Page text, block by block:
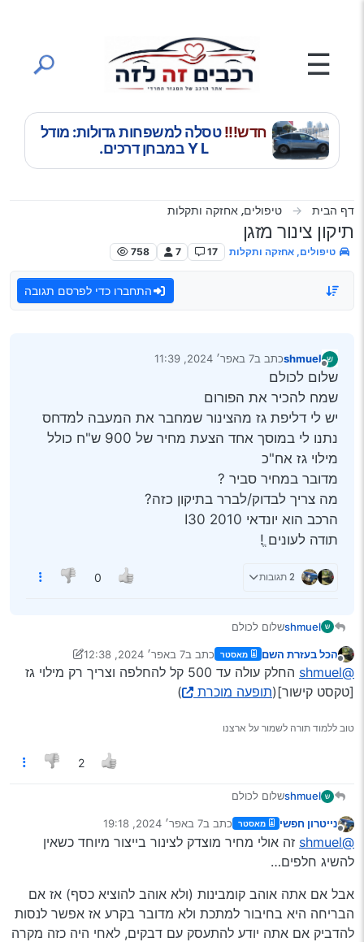
☰
חדש!!!טסלה למשפחות גדולות: מודל
Y L במבחן דרכים.
דף הבית טיפולים, אחזקה ותקלות
תיקון צינור מזגן
טיפולים, אחזקה ותקלות 17
7
758
התחברו כדי לפרסם תגובה
מנותק
shmuelכתב ב7 באפר׳ 2024, 11:39
נערך לאחרונה על ידי
שלום לכולם
שמח להכיר את הפורום
יש לי דליפת גז מהצינור שמחבר את המעבה למדחס
נתנו לי במוסך אחד הצעת מחיר של 900 ש"ח כולל
מילוי גז אח"כ
מדובר במחיר סביר ?
מה צריך לבדוק/לברר בתיקון כזה?
הרכב הוא יונדאי I30 2010
תודה לעונים ֱ!
2 תגובות 0
shmuelשלום לכולם
יש לי דליפת גז מהצינור שמחבר את המעבה למדחס
נתנו לי במוסך אחד הצעת מחיר של 900 ש"ח כולל מילוי גז
אח"כ
הרכב הוא יונדאי I30 2010
מנותק
הכל בעזרת השם מאסטר כתב ב7 באפר׳ 2024, 12:38
נערך לאחרונה על ידי הכל בעזרת השם
@shmuel
החלק עולה עד 500 קל להחלפה וצריך רק מילוי גז
[טקסט קישור](תופעה מוכרת )
טוב ללמוד תורה לשמור על ארצנו
2
shmuelשלום לכולם
יש לי דליפת גז מהצינור שמחבר את המעבה למדחס
נתנו לי במוסך אחד הצעת מחיר של 900 ש"ח כולל מילוי גז
אח"כ
מה צריך לבדוק/לברר בתיקון כזה?
הרכב הוא יונדאי I30 2010
תודה לעונים ֱ!
מנותק
נייטרון חפשי מאסטר כתב ב7 באפר׳ 2024, 19:18
נערך לאחרונה על ידי
@shmuel
זה אולי מחיר מוצדק לצינור בייצור מיוחד כשאין
להשיג חלפים…
אבל אם אתה אוהב קומבינות (ולא אוהב להוציא כסף) אז אם
הבריחה היא בחיבור למתכת ולא מדובר בקרע אז אפשר לנסות
להדביק אם אתה יודע להתעסק עם דבקים, לאחי היה כזה מקרה